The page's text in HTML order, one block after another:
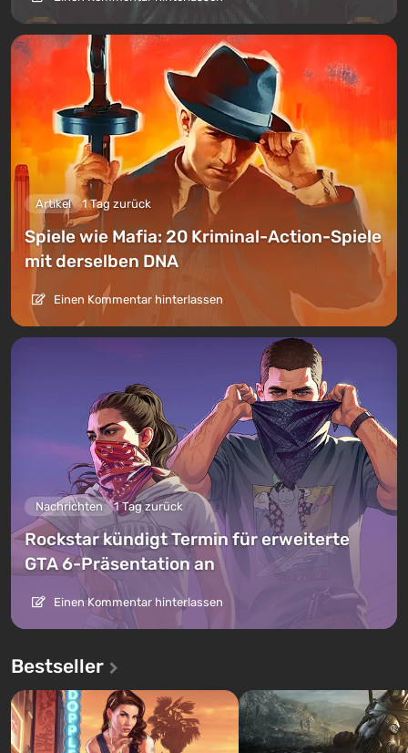
Artikel 1 Tag zurück
Spiele wie Mafia: 20 Kriminal-Action-Spiele
mit derselben DNA
Einen Kommentar hinterlassen
Nachrichten 1 Tag zurück
Rockstar kündigt Termin für erweiterte
GTA 6-Präsentation an
Einen Kommentar hinterlassen
Bestseller